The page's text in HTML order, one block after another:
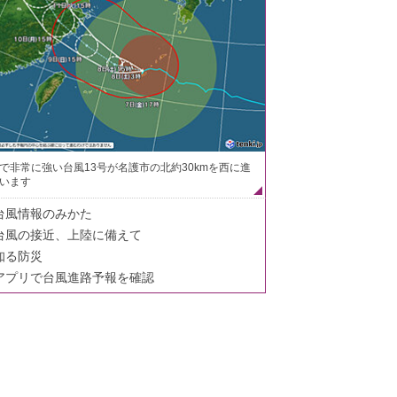
非常に強い台風13号が名護市の北約30kmを西に進
ます
風情報のみかた
風の接近、上陸に備えて
る防災
プリで台風進路予報を確認